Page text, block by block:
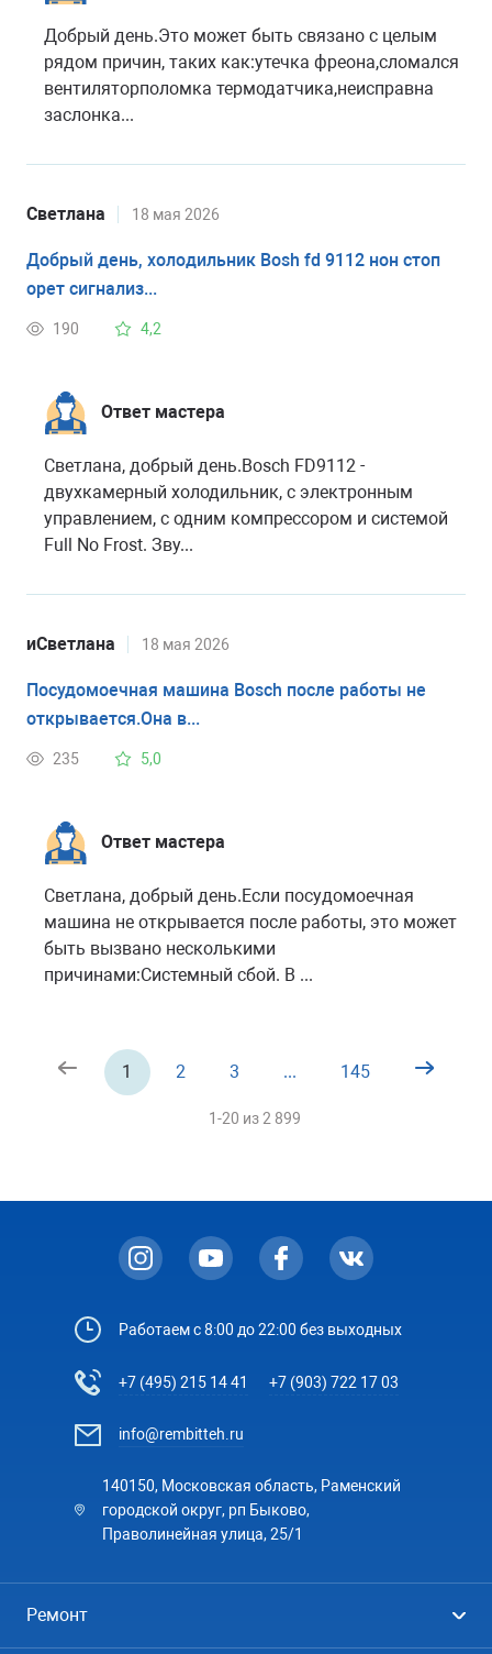
Добрый день.Это может быть связано с целым
рядом причин, таких как:утечка фреона,сломался
вентиляторполомка термодатчика,неисправна
заслонка...
Светлана 18 мая 2026
Добрый день, холодильник Bosh fd 9112 нон стоп
орет сигнализ...
190 4,2
Ответ мастера
Светлана, добрый день.Bosch FD9112 -
двухкамерный холодильник, с электронным
управлением, с одним компрессором и системой
Full No Frost. Зву...
иСветлана 18 мая 2026
Посудомоечная машина Bosch после работы не
открывается.Она в...
235 5,0
Ответ мастера
Светлана, добрый день.Если посудомоечная
машина не открывается после работы, это может
быть вызвано несколькими
причинами:Системный сбой. В ...
1 2 3 ... 145
1-20 из2 899
Работаем с 8:00 до 22:00 без выходных
+7 (495) 215 14 41 +7 (903) 722 17 03
info@rembitteh.ru
140150, Московская область, Раменский
городской округ, рп Быково,
Праволинейная улица, 25/1
Ремонт